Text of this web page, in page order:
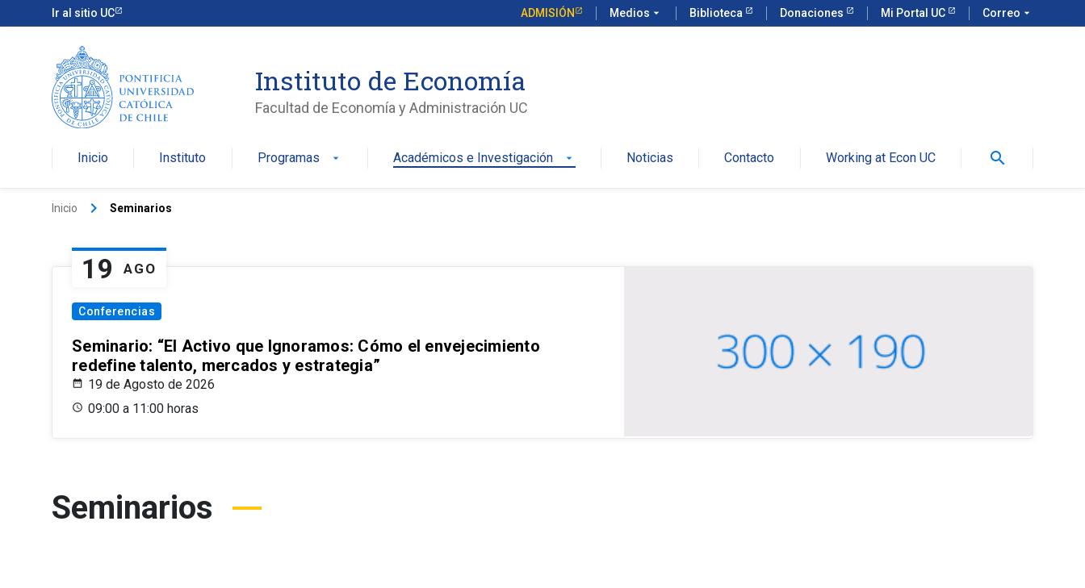
Ir al sitio UC ADMISIÓN Medios arrow_drop_down Biblioteca Donaciones Mi Portal UC Correo arrow_drop_down
Instituto de Economía
Facultad de Economía y Administración UC
Inicio Instituto Programas arrow_drop_down Académicos e Investigación arrow_drop_down Noticias Contacto Working at Econ UC search
Inicio keyboard_arrow_right Seminarios
19 AGO
Conferencias
Seminario: “El Activo que Ignoramos: Cómo el envejecimiento
redefine talento, mercados y estrategia”
19 de Agosto de 2026
09:00 a 11:00 horas
Seminarios